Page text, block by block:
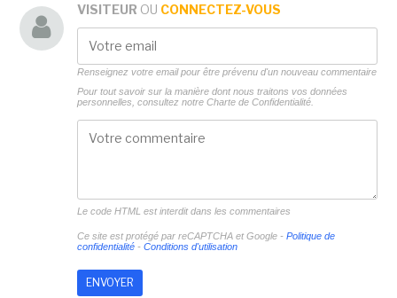
VISITEUR OU CONNECTEZ-VOUS
Renseignez votre email pour être prévenu d'un nouveau commentaire
Pour tout savoir sur la manière dont nous traitons vos données
personnelles, consultez notre Charte de Confidentialité.
Le code HTML est interdit dans les commentaires
Ce site est protégé par reCAPTCHA et Google - Politique de
confidentialité- Conditions d'utilisation